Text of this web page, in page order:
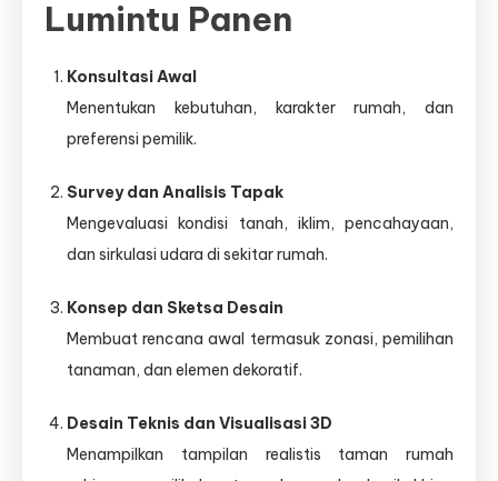
Lumintu Panen
Konsultasi Awal
Menentukan kebutuhan, karakter rumah, dan
preferensi pemilik.
Survey dan Analisis Tapak
Mengevaluasi kondisi tanah, iklim, pencahayaan,
dan sirkulasi udara di sekitar rumah.
Konsep dan Sketsa Desain
Membuat rencana awal termasuk zonasi, pemilihan
tanaman, dan elemen dekoratif.
Desain Teknis dan Visualisasi 3D
Menampilkan tampilan realistis taman rumah